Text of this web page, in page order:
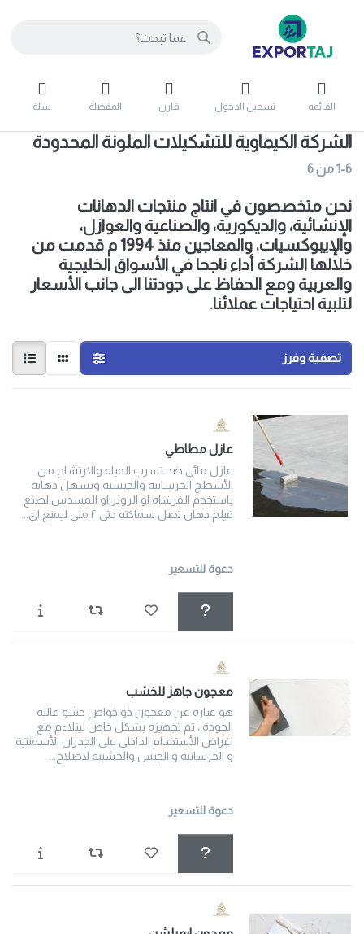
القائمه تسجيل الدخول قارن المفضلة سلة
الشركة الكيماوية للتشكيلات الملونة المحدودة
1-6من6
نحن متخصصون في انتاج منتجات الدهانات
الإنشائية، والديكورية، والصناعية والعوازل،
والإيبوكسيات، والمعاجين منذ 1994 م قدمت من
خلالها الشركة أداء ناجحا في الأسواق الخليجية
والعربية ومع الحفاظ على جودتنا الى جانب الأسعار
لتلبية احتياجات عملائنا.
تصفية وفرز
عازل مطاطي
عازل مائي ضد تسرب المياه والارتشاح من
الأسطح الخرسانية والجبسية ويسهل دهانة
باستخدم الفرشاه او الرولر او المسدس لصنع
فيلم دهان تصل سماكته حتى ٢ ملي ليمنع اي...
دعوة للتسعير
معجون جاهز للخشب
هو عبارة عن معجون ذو خواص حشو عالية
الجودة ، تم تجهيزه بشكل خاص ليتلاءم مع
اغراض الأستخدام الداخلي على الجدران الأسمنتية
و الخرسانية و الجبس والخشبيه لاصلاح...
دعوة للتسعير